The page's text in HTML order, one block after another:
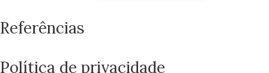
Referências
Política de privacidade